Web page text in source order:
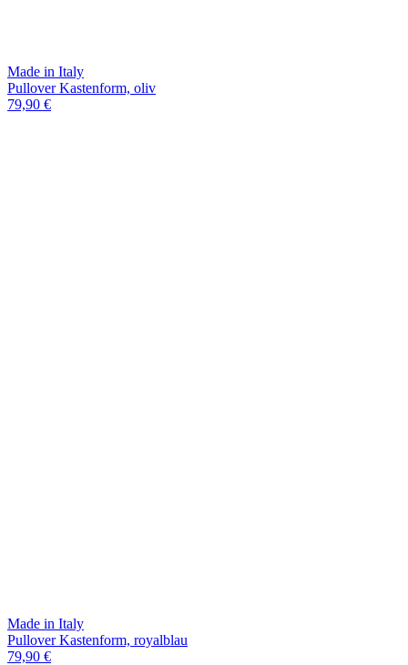
Made in Italy
Pullover Kastenform, oliv
79,90 €
Made in Italy
Pullover Kastenform, royalblau
79,90 €